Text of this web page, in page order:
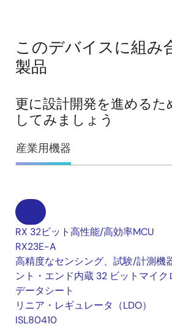
このデバイスに組み
製品
更に設計開発を進めるた
してみましょう
産業用機器
RX 32ビット高性能/高効率MCU
RX23E-A
高精度なセンシング、試験/計測機
ント・エンド内蔵 32 ビットマイク
データシート
リニア・レギュレータ（LDO）
ISL80410